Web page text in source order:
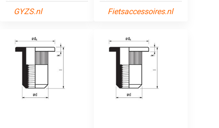
GYZS.nl
Fietsaccessoires.nl